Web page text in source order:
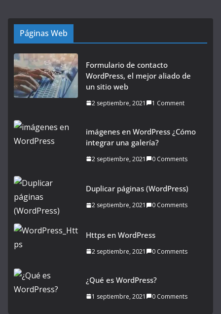
Páginas Web
Formulario de contacto
WordPress, el mejor aliado de
un sitio web
2 septiembre, 2021 1 Comment
imágenes en WordPress ¿Cómo
integrar una galería?
2 septiembre, 2021 0 Comments
Duplicar páginas (WordPress)
2 septiembre, 2021 0 Comments
Https en WordPress
2 septiembre, 2021 0 Comments
¿Qué es WordPress?
1 septiembre, 2021 0 Comments